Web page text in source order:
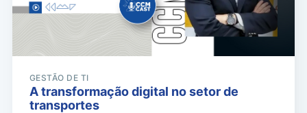
GESTÃO DE TI
A transformação digital no setor de
transportes